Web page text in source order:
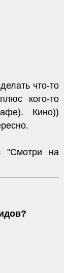
что-то
кого-то
Кино))
"Смотри на